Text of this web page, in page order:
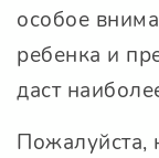
особое
ребенка и
даст
Пожалуйста,